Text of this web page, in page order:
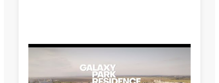
Am citit si sunt de acord cutermenii si conditiile
SudRezidential.ro